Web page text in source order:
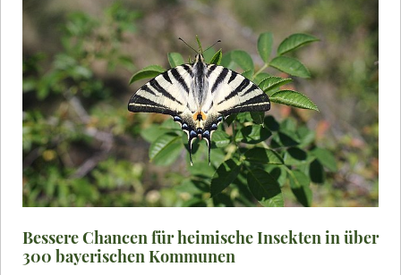
Bessere Chancen für heimische Insekten in über
300 bayerischen Kommunen